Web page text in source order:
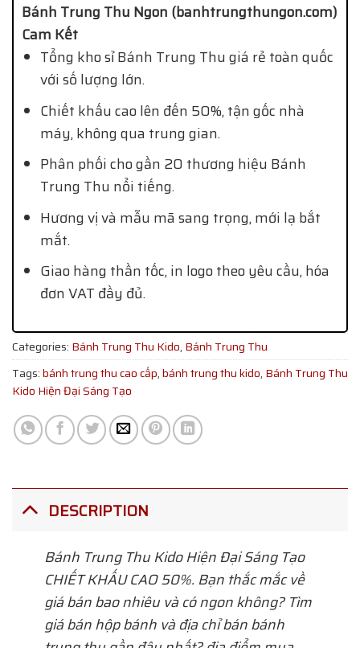
Bánh Trung Thu Ngon (banhtrungthungon.com)
Cam Kết
Tổng kho sỉ Bánh Trung Thu giá rẻ toàn quốc
với số lượng lớn.
Chiết khấu cao lên đến 50%, tận gốc nhà
máy, không qua trung gian.
Phân phối cho gần 20 thương hiệu Bánh
Trung Thu nổi tiếng.
Hương vị và mẫu mã sang trọng, mới lạ bắt
mắt.
Giao hàng thần tốc, in logo theo yêu cầu, hóa
đơn VAT đầy đủ.
Categories: Bánh Trung Thu Kido, Bánh Trung Thu
Tags:bánh trung thu cao cấp,bánh trung thu kido, Bánh Trung Thu
Kido Hiện Đại Sáng Tạo
DESCRIPTION
Bánh Trung Thu Kido Hiện Đại Sáng Tạo
CHIẾT KHẤU CAO 50%. Bạn thắc mắc về
giá bán bao nhiêu và có ngon không? Tìm
giá bán hộp bánh và địa chỉ bán bánh